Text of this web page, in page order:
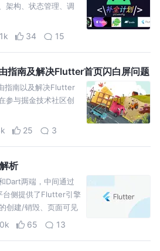
架构、状态管理、调
34 15
指南及解决Flutter首页闪白屏问题
指南以及解决Flutter
参与掘金技术社区创
25 3
析
Dart两端，中间通过
侧提供了Flutter引擎
创建/销毁、页面可见
65 13